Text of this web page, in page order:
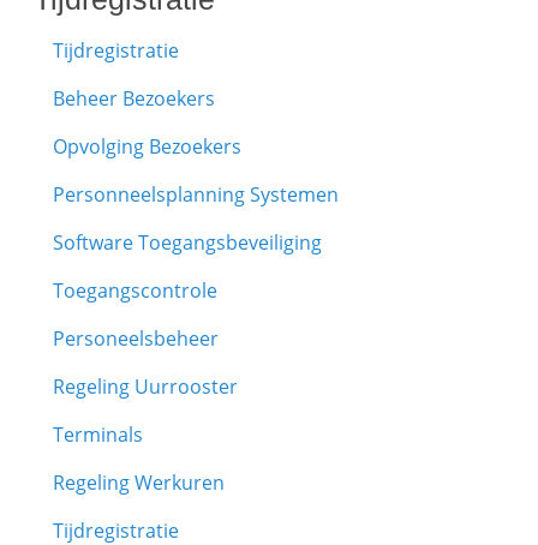
Tijdregistratie
Beheer Bezoekers
Opvolging Bezoekers
Personneelsplanning Systemen
Software Toegangsbeveiliging
Toegangscontrole
Personeelsbeheer
Regeling Uurrooster
Terminals
Regeling Werkuren
Tijdregistratie